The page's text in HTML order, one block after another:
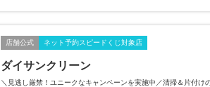
店舗公式 ネット予約スピードくじ対象店
ダイサンクリーン
＼見逃し厳禁！ユニークなキャンペーンを実施中／清掃＆片付け